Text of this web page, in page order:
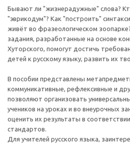
Бывают ли "жизнерадужные" слова?
"эврикодум"? Как "построить"
живёт во фразеологическом
задания, разработанные на основе
Хуторского, помогут достичь
детей к русскому языку, развить их
В пособии представлены
коммуникативные, рефлексивные и
позволяют организовать
учеников на уроках и во внеурочных
оценить их результаты в
стандартов.
Для учителей русского языка,